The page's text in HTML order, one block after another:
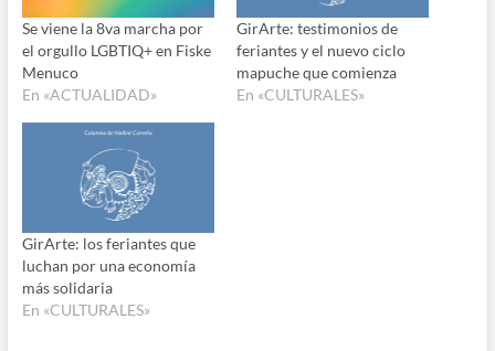
Se viene la 8va marcha por
el orgullo LGBTIQ+ en Fiske
Menuco
En «ACTUALIDAD»
GirArte: testimonios de
feriantes y el nuevo ciclo
mapuche que comienza
En «CULTURALES»
GirArte: los feriantes que
luchan por una economía
más solidaria
En «CULTURALES»